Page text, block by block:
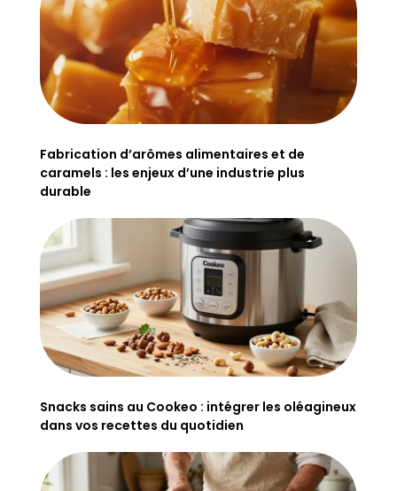
Fabrication d’arômes alimentaires et de
caramels : les enjeux d’une industrie plus
durable
Snacks sains au Cookeo : intégrer les oléagineux
dans vos recettes du quotidien